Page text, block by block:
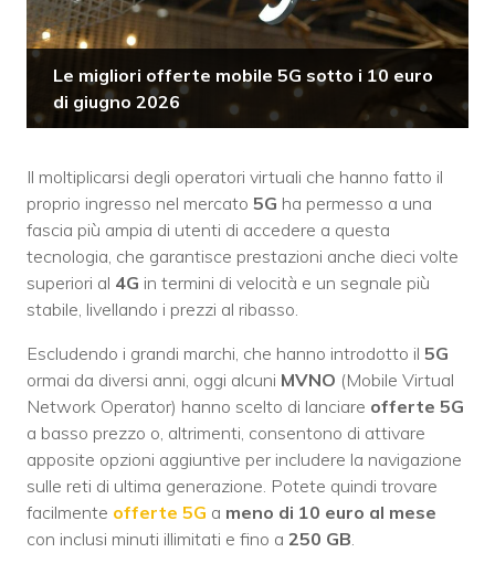
Le migliori offerte mobile 5G sotto i 10 euro
di giugno 2026
Il moltiplicarsi degli operatori virtuali che hanno fatto il
proprio ingresso nel mercato 5G ha permesso a una
fascia più ampia di utenti di accedere a questa
tecnologia, che garantisce prestazioni anche dieci volte
superiori al 4G in termini di velocità e un segnale più
stabile, livellando i prezzi al ribasso.
Escludendo i grandi marchi, che hanno introdotto il 5G
ormai da diversi anni, oggi alcuni MVNO (Mobile Virtual
Network Operator) hanno scelto di lanciare offerte 5G
a basso prezzo o, altrimenti, consentono di attivare
apposite opzioni aggiuntive per includere la navigazione
sulle reti di ultima generazione. Potete quindi trovare
facilmente offerte 5G a meno di 10 euro al mese
con inclusi minuti illimitati e fino a 250 GB